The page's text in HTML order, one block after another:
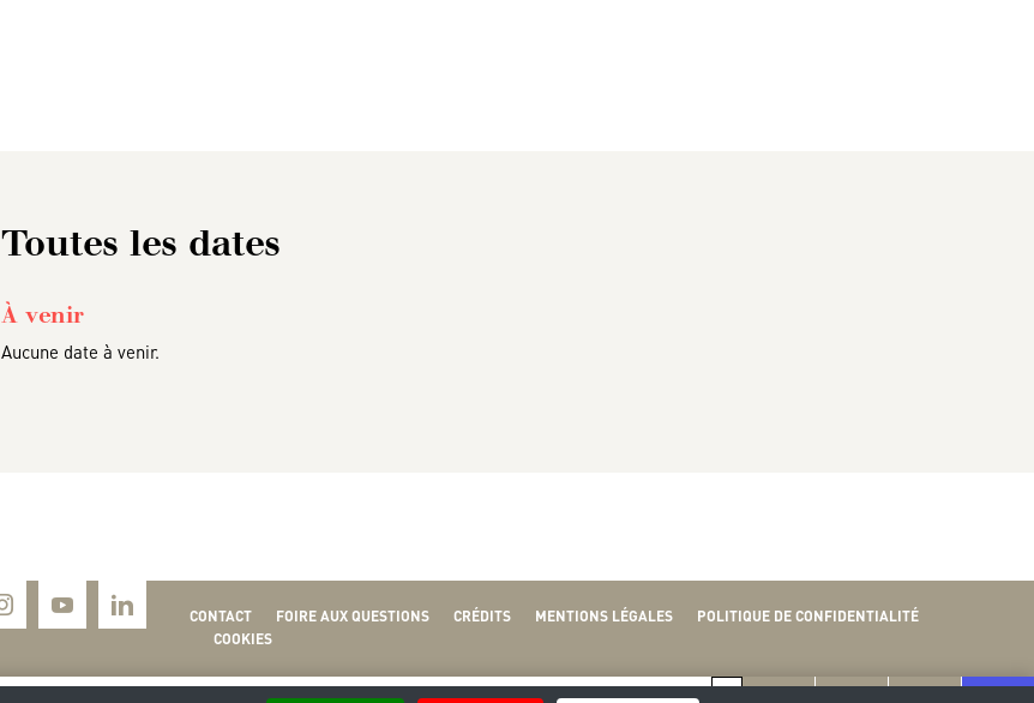
Toutes les dates
À venir
Aucune date à venir.
L M M V S D
CONTACT FOIRE AUX QUESTIONS CRÉDITS MENTIONS LÉGALES
POLITIQUE DE CONFIDENTIALITÉ
COOKIES